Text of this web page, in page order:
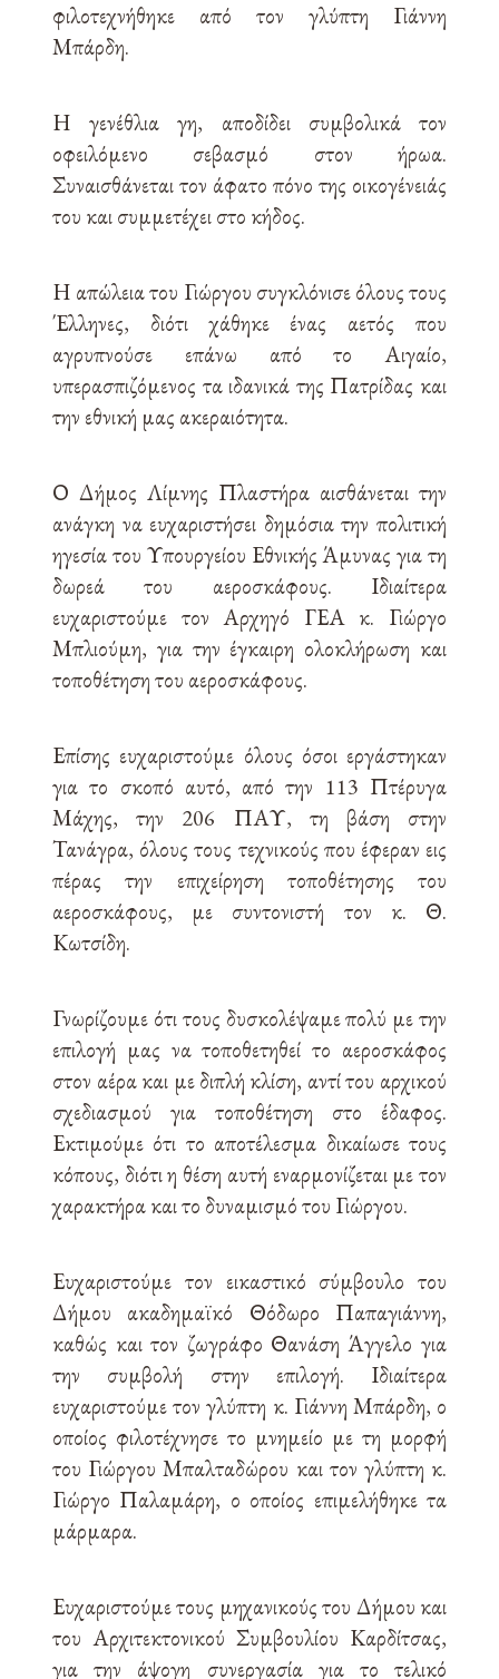
φιλοτεχνήθηκε από τον γλύπτη Γιάννη
Μπάρδη.
Η γενέθλια γη, αποδίδει συμβολικά τον
οφειλόμενο σεβασμό στον ήρωα.
Συναισθάνεται τον άφατο πόνο της οικογένειάς
του και συμμετέχει στο κήδος.
Η απώλεια του Γιώργου συγκλόνισε όλους τους
Έλληνες, διότι χάθηκε ένας αετός που
αγρυπνούσε επάνω από το Αιγαίο,
υπερασπιζόμενος τα ιδανικά της Πατρίδας και
την εθνική μας ακεραιότητα.
Ο Δήμος Λίμνης Πλαστήρα αισθάνεται την
ανάγκη να ευχαριστήσει δημόσια την πολιτική
ηγεσία του Υπουργείου Εθνικής Άμυνας για τη
δωρεά του αεροσκάφους. Ιδιαίτερα
ευχαριστούμε τον Αρχηγό ΓΕΑ κ. Γιώργο
Μπλιούμη, για την έγκαιρη ολοκλήρωση και
τοποθέτηση του αεροσκάφους.
Επίσης ευχαριστούμε όλους όσοι εργάστηκαν
για το σκοπό αυτό, από την 113 Πτέρυγα
Μάχης, την 206 ΠΑΥ, τη βάση στην
Τανάγρα, όλους τους τεχνικούς που έφεραν εις
πέρας την επιχείρηση τοποθέτησης του
αεροσκάφους, με συντονιστή τον κ. Θ.
Κωτσίδη.
Γνωρίζουμε ότι τους δυσκολέψαμε πολύ με την
επιλογή μας να τοποθετηθεί το αεροσκάφος
στον αέρα και με διπλή κλίση, αντί του αρχικού
σχεδιασμού για τοποθέτηση στο έδαφος.
Εκτιμούμε ότι το αποτέλεσμα δικαίωσε τους
κόπους, διότι η θέση αυτή εναρμονίζεται με τον
χαρακτήρα και το δυναμισμό του Γιώργου.
Ευχαριστούμε τον εικαστικό σύμβουλο του
Δήμου ακαδημαϊκό Θόδωρο Παπαγιάννη,
καθώς και τον ζωγράφο Θανάση Άγγελο για
την συμβολή στην επιλογή. Ιδιαίτερα
ευχαριστούμε τον γλύπτη κ. Γιάννη Μπάρδη, ο
οποίος φιλοτέχνησε το μνημείο με τη μορφή
του Γιώργου Μπαλταδώρου και τον γλύπτη κ.
Γιώργο Παλαμάρη, ο οποίος επιμελήθηκε τα
μάρμαρα.
Ευχαριστούμε τους μηχανικούς του Δήμου και
του Αρχιτεκτονικού Συμβουλίου Καρδίτσας,
για την άψογη συνεργασία για το τελικό